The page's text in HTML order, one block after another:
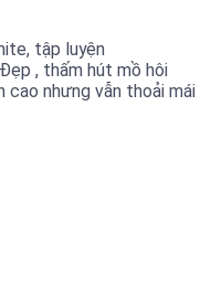
tập luyện
, thấm hút mồ hôi
nhưng vẫn thoải mái